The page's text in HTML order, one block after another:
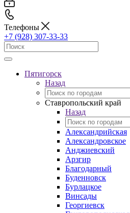
Телефоны
+7 (928) 307-33-33
Пятигорск
Назад
Ставропольский край
Назад
Александрийская
Александровское
Анджиевский
Арзгир
Благодарный
Буденновск
Бурлацкое
Винсады
Георгиевск